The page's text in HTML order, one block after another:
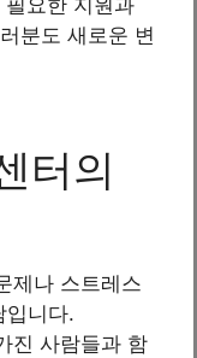
요한 지원과
분도 새로운 변
터의
제나 스트레스
입니다.
진 사람들과 함